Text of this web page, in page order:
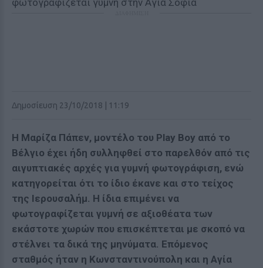
Δημοσίευση 23/10/2018 | 11:19
Η Μαρίζα Πάπεν, μοντέλο του Play Boy από το
Βέλγιο έχει ήδη συλληφθεί στο παρελθόν από τις
αιγυπτιακές αρχές για γυμνή φωτογράφιση, ενώ
κατηγορείται ότι το ίδιο έκανε και στο τείχος
της Ιερουσαλήμ. Η ίδια επιμένει να
φωτογραφίζεται γυμνή σε αξιοθέατα των
εκάστοτε χωρών που επισκέπτεται με σκοπό να
στέλνει τα δικά της μηνύματα. Επόμενος
σταθμός ήταν η Κωνσταντινούπολη και η Αγία